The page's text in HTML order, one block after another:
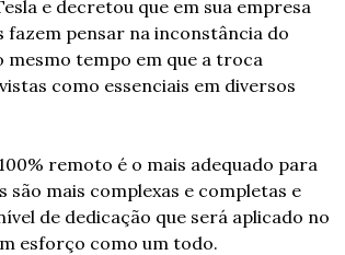
e decretou que em sua empresa
pensar na inconstância do
tempo em que a troca
como essenciais em diversos
remoto é o mais adequado para
mais complexas e completas e
de dedicação que será aplicado no
esforço como um todo.